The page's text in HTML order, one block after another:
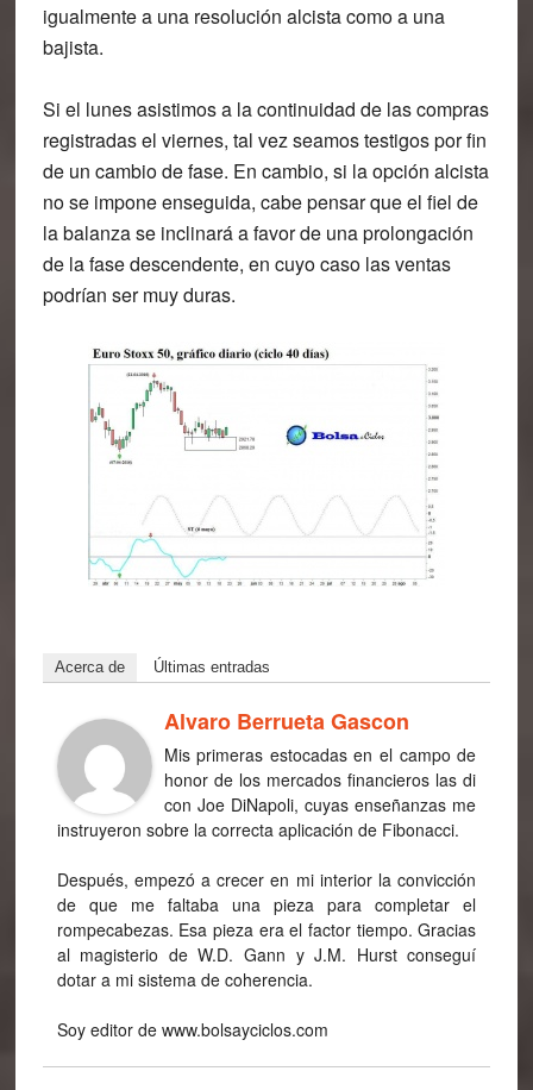
igualmente a una resolución alcista como a una
bajista.
Si el lunes asistimos a la continuidad de las compras
registradas el viernes, tal vez seamos testigos por fin
de un cambio de fase. En cambio, si la opción alcista
no se impone enseguida, cabe pensar que el fiel de
la balanza se inclinará a favor de una prolongación
de la fase descendente, en cuyo caso las ventas
podrían ser muy duras.
Acerca de Últimas entradas
Alvaro Berrueta Gascon
Mis primeras estocadas en el campo de
honor de los mercados financieros las di
con Joe DiNapoli, cuyas enseñanzas me
instruyeron sobre la correcta aplicación de Fibonacci.
Después, empezó a crecer en mi interior la convicción
de que me faltaba una pieza para completar el
rompecabezas. Esa pieza era el factor tiempo. Gracias
al magisterio de W.D. Gann y J.M. Hurst conseguí
dotar a mi sistema de coherencia.
Soy editor de www.bolsayciclos.com